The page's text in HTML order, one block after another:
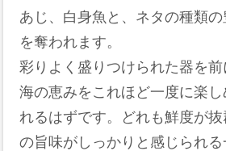
あじ、白身魚と、ネタの種類
を奪われます。
彩りよく盛りつけられた器を
海の恵みをこれほど一度に楽
れるはずです。どれも鮮度が
の旨味がしっかりと感じられ